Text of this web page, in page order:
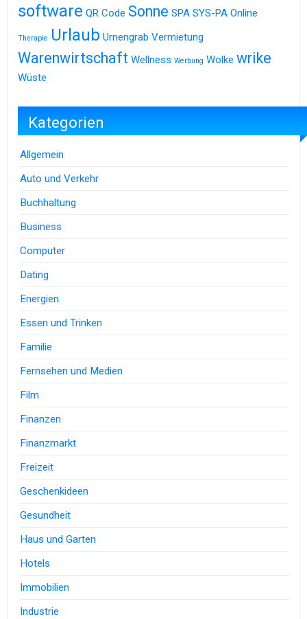
software QR Code Sonne SPA SYS-PA Online
Therapie Urlaub Urnengrab Vermietung
Warenwirtschaft Wellness Werbung Wolke wrike
Wüste
Kategorien
Allgemein
Auto und Verkehr
Buchhaltung
Business
Computer
Dating
Energien
Essen und Trinken
Familie
Fernsehen und Medien
Film
Finanzen
Finanzmarkt
Freizeit
Geschenkideen
Gesundheit
Haus und Garten
Hotels
Immobilien
Industrie